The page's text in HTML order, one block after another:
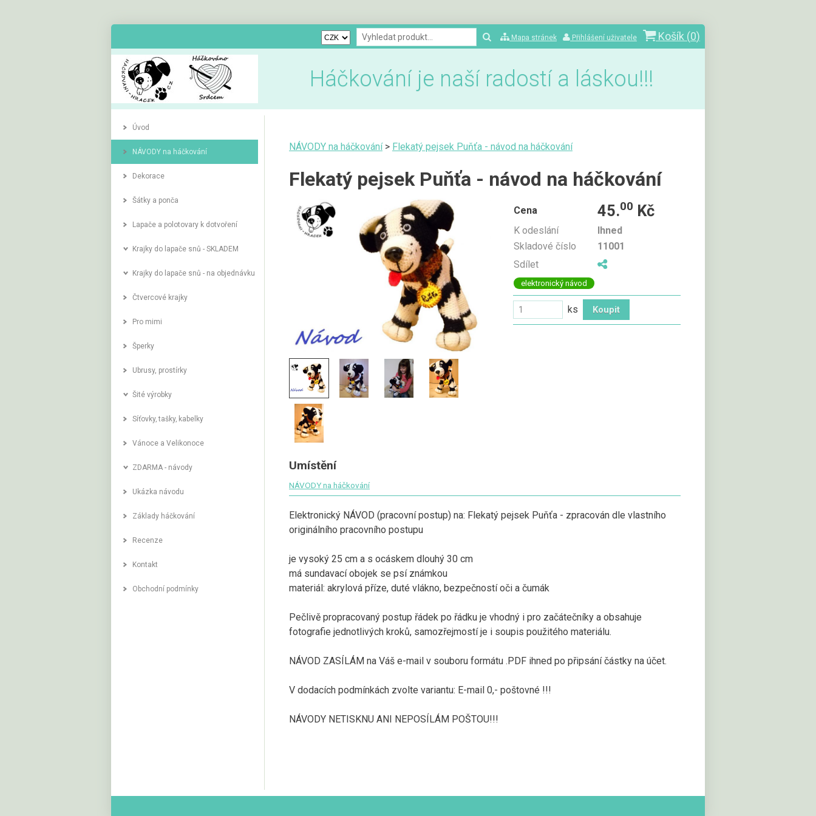
Mapa stránek Přihlášení uživatele Košík (0)
Háčkování je naší radostí a láskou!!!
NÁVODY na háčkování > Flekatý pejsek Puňťa - návod na háčkování
Flekatý pejsek Puňťa - návod na háčkování
Cena 45.00 Kč
K odeslání
Ihned
Skladové číslo
11001
Sdílet
elektronický návod
ks
Umístění
NÁVODY na háčkování
Elektronický NÁVOD (pracovní postup) na: Flekatý pejsek Puňťa - zpracován dle vlastního
originálního pracovního postupu
je vysoký 25 cm a s ocáskem dlouhý 30 cm
má sundavací obojek se psí známkou
materiál: akrylová příze, duté vlákno, bezpečností oči a čumák
Pečlivě propracovaný postup řádek po řádku je vhodný i pro začátečníky a obsahuje
fotografie jednotlivých kroků, samozřejmostí je i soupis použitého materiálu.
NÁVOD ZASÍLÁM na Váš e-mail v souboru formátu .PDF ihned po připsání částky na účet.
V dodacích podmínkách zvolte variantu: E-mail 0,- poštovné !!!
NÁVODY NETISKNU ANI NEPOSÍLÁM POŠTOU!!!
Úvod
NÁVODY na háčkování
Dekorace
Šátky a ponča
Lapače a polotovary k dotvoření
Krajky do lapače snů - SKLADEM
Krajky do lapače snů - na objednávku
Čtvercové krajky
Pro mimi
Šperky
Ubrusy, prostírky
Šité výrobky
Síťovky‚ tašky‚ kabelky
Vánoce a Velikonoce
ZDARMA - návody
Ukázka návodu
Základy háčkování
Recenze
Kontakt
Obchodní podmínky